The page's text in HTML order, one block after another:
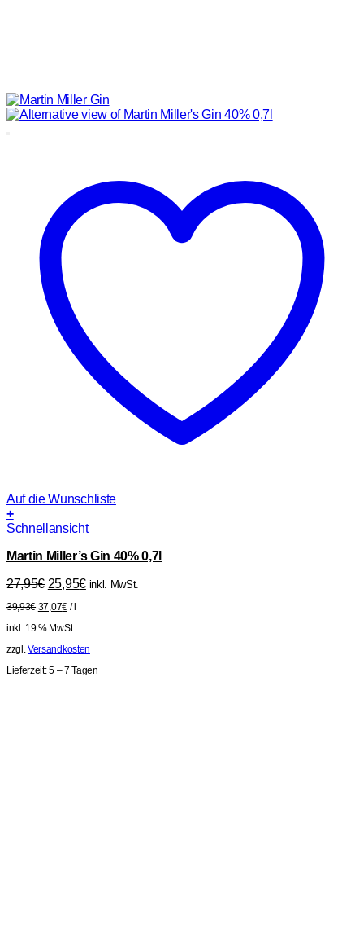
Auf die Wunschliste
+
Schnellansicht
Martin Miller’s Gin 40% 0,7l
27,95€ Ursprünglicher
war:
27,95€
25,95€Aktueller
inkl. MwSt.
39,93€ 37,07€/l
inkl. 19 % MwSt.
zzgl.Versandkosten
Lieferzeit:5 – 7 Tagen